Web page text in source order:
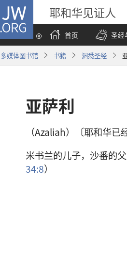
JW.ORG 耶和华见证人
首页
圣经
多媒体图书馆 书籍 洞悉圣经
亚萨利
（Azaliah）〔耶和华已
米书兰的儿子，沙番的
34:8）